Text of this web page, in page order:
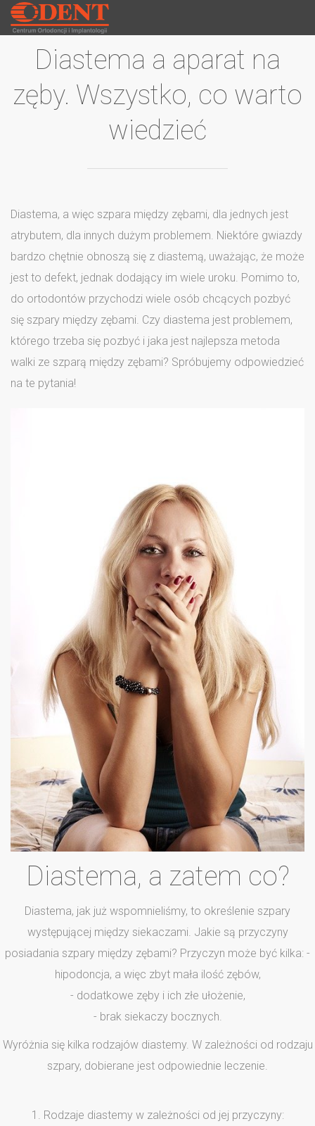
Diastema a aparat na
zęby. Wszystko, co warto
wiedzieć
Diastema, a więc szpara między zębami, dla jednych jest
atrybutem, dla innych dużym problemem. Niektóre gwiazdy
bardzo chętnie obnoszą się z diastemą, uważając, że może
jest to defekt, jednak dodający im wiele uroku. Pomimo to,
do ortodontów przychodzi wiele osób chcących pozbyć
się szpary między zębami. Czy diastema jest problemem,
którego trzeba się pozbyć i jaka jest najlepsza metoda
walki ze szparą między zębami? Spróbujemy odpowiedzieć
na te pytania!
Diastema, a zatem co?
Diastema, jak już wspomnieliśmy, to określenie szpary
występującej między siekaczami. Jakie są przyczyny
posiadania szpary między zębami? Przyczyn może być kilka: -
hipodoncja, a więc zbyt mała ilość zębów,
- dodatkowe zęby i ich złe ułożenie,
- brak siekaczy bocznych.
Wyróżnia się kilka rodzajów diastemy. W zależności od rodzaju
szpary, dobierane jest odpowiednie leczenie.
1. Rodzaje diastemy w zależności od jej przyczyny: